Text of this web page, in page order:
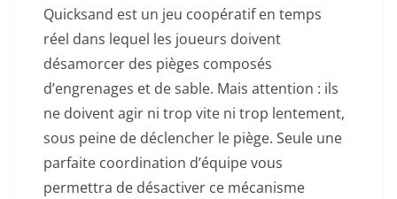
Quicksand est un jeu coopératif en temps
réel dans lequel les joueurs doivent
désamorcer des pièges composés
d’engrenages et de sable. Mais attention : ils
ne doivent agir ni trop vite ni trop lentement,
sous peine de déclencher le piège. Seule une
parfaite coordination d’équipe vous
permettra de désactiver ce mécanisme